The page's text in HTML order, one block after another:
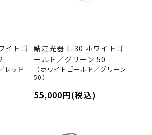
イトゴ
レッド
鯖江光器 L-30 ホワイトゴ
ールド／グリーン 50
（ホワイトゴールド／グリーン
50）
55,000円(税込)